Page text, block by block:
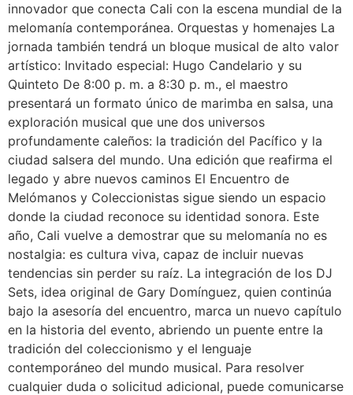
innovador que conecta Cali con la escena mundial de la
melomanía contemporánea. Orquestas y homenajes La
jornada también tendrá un bloque musical de alto valor
artístico: Invitado especial: Hugo Candelario y su
Quinteto De 8:00 p. m. a 8:30 p. m., el maestro
presentará un formato único de marimba en salsa, una
exploración musical que une dos universos
profundamente caleños: la tradición del Pacífico y la
ciudad salsera del mundo. Una edición que reafirma el
legado y abre nuevos caminos El Encuentro de
Melómanos y Coleccionistas sigue siendo un espacio
donde la ciudad reconoce su identidad sonora. Este
año, Cali vuelve a demostrar que su melomanía no es
nostalgia: es cultura viva, capaz de incluir nuevas
tendencias sin perder su raíz. La integración de los DJ
Sets, idea original de Gary Domínguez, quien continúa
bajo la asesoría del encuentro, marca un nuevo capítulo
en la historia del evento, abriendo un puente entre la
tradición del coleccionismo y el lenguaje
contemporáneo del mundo musical. Para resolver
cualquier duda o solicitud adicional, puede comunicarse